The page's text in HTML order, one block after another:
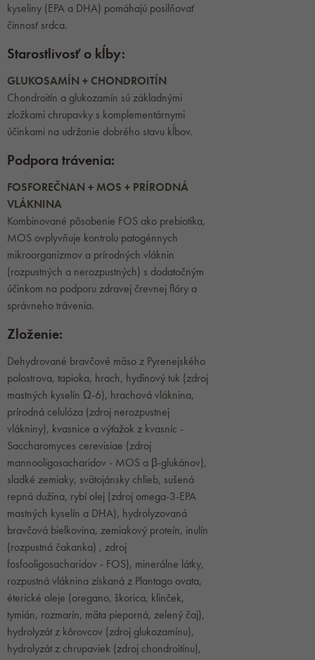
kyseliny (EPA a DHA) pomáhajú posilňovať
činnosť srdca.
Starostlivosť o kĺby:
GLUKOSAMÍN + CHONDROITÍN
Chondroitín a glukozamín sú základnými
zložkami chrupavky s komplementárnymi
účinkami na udržanie dobrého stavu kĺbov.
Podpora trávenia:
FOSFOREČNAN + MOS + PRÍRODNÁ
VLÁKNINA
Kombinované pôsobenie FOS ako prebiotika,
MOS ovplyvňuje kontrolu patogénnych
mikroorganizmov a prírodných vláknin
(rozpustných a nerozpustných) s dodatočným
účinkom na podporu zdravej črevnej flóry a
správneho trávenia.
Zloženie:
Dehydrované bravčové mäso z Pyrenejského
polostrova, tapioka, hrach, hydinový tuk (zdroj
mastných kyselín Ω-6), hrachová vláknina,
prírodná celulóza (zdroj nerozpustnej
vlákniny), kvasnice a výťažok z kvasníc -
Saccharomyces cerevisiae (zdroj
mannooligosacharidov - MOS a β-glukánov),
sladké zemiaky, svätojánsky chlieb, sušená
repná dužina, rybí olej (zdroj omega-3-EPA
mastných kyselín a DHA), hydrolyzovaná
bravčová bielkovina, zemiakový proteín, inulín
(rozpustná čakanka) , zdroj
fosfooligosacharidov - FOS), minerálne látky,
rozpustná vláknina získaná z Plantago ovata,
éterické oleje (oregano, škorica, klinček,
tymián, rozmarín, mäta pieporná, zelený čaj),
hydrolyzát z kôrovcov (zdroj glukozamínu),
hydrolyzát z chrupaviek (zdroj chondroitínu),